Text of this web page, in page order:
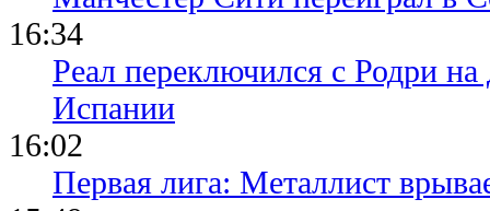
16:34
Реал переключился с Родри на
Испании
16:02
Первая лига: Металлист